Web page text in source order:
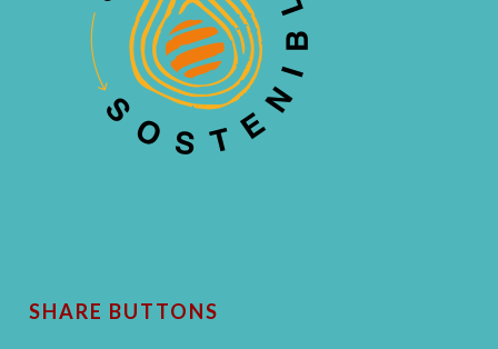
SHARE BUTTONS